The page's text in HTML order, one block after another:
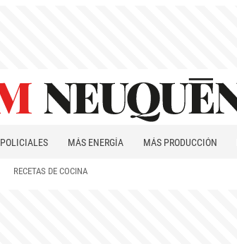
POLICIALES MÁS ENERGÍA MÁS PRODUCCIÓN
RECETAS DE COCINA